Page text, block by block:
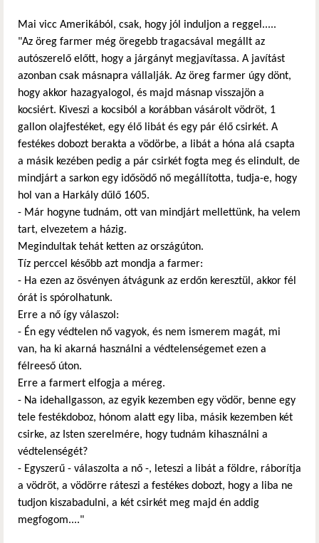
Mai vicc Amerikából, csak, hogy jól induljon a reggel.....
"Az öreg farmer még öregebb tragacsával megállt az
autószerelő előtt, hogy a járgányt megjavítassa. A javítást
azonban csak másnapra vállalják. Az öreg farmer úgy dönt,
hogy akkor hazagyalogol, és majd másnap visszajön a
kocsiért. Kiveszi a kocsiból a korábban vásárolt vödröt, 1
gallon olajfestéket, egy élő libát és egy pár élő csirkét. A
festékes dobozt berakta a vödörbe, a libát a hóna alá csapta
a másik kezében pedig a pár csirkét fogta meg és elindult, de
mindjárt a sarkon egy idősödő nő megállította, tudja-e, hogy
hol van a Harkály dűlő 1605.
- Már hogyne tudnám, ott van mindjárt mellettünk, ha velem
tart, elvezetem a házig.
Megindultak tehát ketten az országúton.
Tíz perccel később azt mondja a farmer:
- Ha ezen az ösvényen átvágunk az erdőn keresztül, akkor fél
órát is spórolhatunk.
Erre a nő így válaszol:
- Én egy védtelen nő vagyok, és nem ismerem magát, mi
van, ha ki akarná használni a védtelenségemet ezen a
félreeső úton.
Erre a farmert elfogja a méreg.
- Na idehallgasson, az egyik kezemben egy vödör, benne egy
tele festékdoboz, hónom alatt egy liba, másik kezemben két
csirke, az Isten szerelmére, hogy tudnám kihasználni a
védtelenségét?
- Egyszerű - válaszolta a nő -, leteszi a libát a földre, ráborítja
a vödröt, a vödörre ráteszi a festékes dobozt, hogy a liba ne
tudjon kiszabadulni, a két csirkét meg majd én addig
megfogom...."